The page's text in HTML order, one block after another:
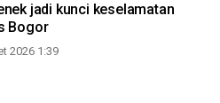
jadi kunci keselamatan
Bogor
2026 1:39